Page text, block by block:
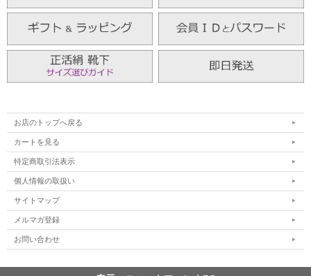
お店のトップへ戻る
カートを見る
特定商取引法表示
個人情報の取扱い
サイトマップ
メルマガ登録
お問い合わせ